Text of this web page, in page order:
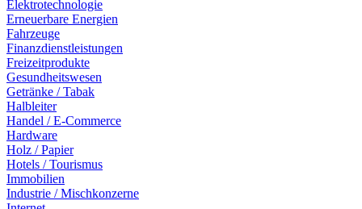
Elektrotechnologie
Erneuerbare Energien
Fahrzeuge
Finanzdienstleistungen
Freizeitprodukte
Gesundheitswesen
Getränke / Tabak
Halbleiter
Handel / E-Commerce
Hardware
Holz / Papier
Hotels / Tourismus
Immobilien
Industrie / Mischkonzerne